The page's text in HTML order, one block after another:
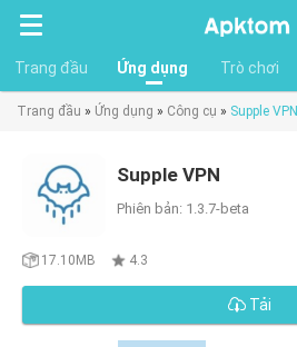
Trang đầu
Ứng dụng Trò chơi
Trang đầu » Ứng dụng » Công cụ » Supple VPN
Supple VPN
Phiên bản: 1.3.7-beta
17.10MB 4.3
Tải